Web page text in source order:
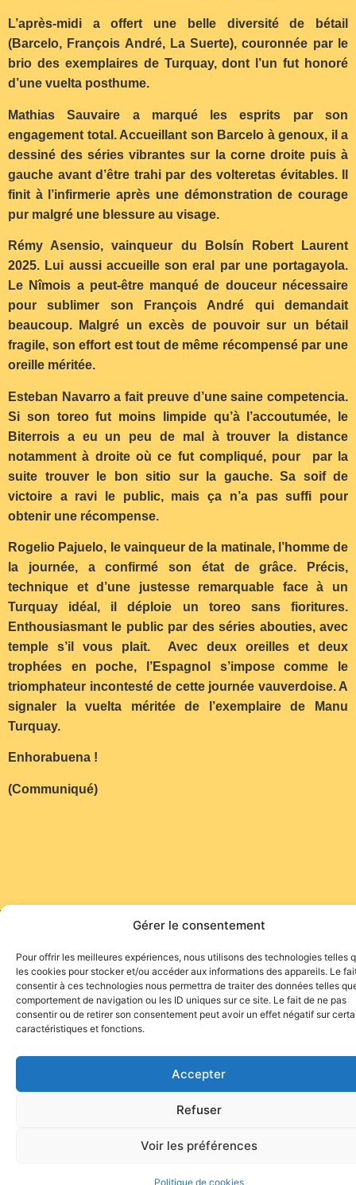
Gérer le consentement
Pour offrir les meilleures expériences, nous utilisons des technologies telles
les cookies pour stocker et/ou accéder aux informations des appareils. Le
consentir à ces technologies nous permettra de traiter des données telles
comportement de navigation ou les ID uniques sur ce site. Le fait de ne pas
consentir ou de retirer son consentement peut avoir un effet négatif sur
caractéristiques et fonctions.
Accepter
Refuser
Voir les préférences
Politique de cookies
L’après-midi a offert une belle diversité de bétail
(Barcelo, François André, La Suerte), couronnée par le
brio des exemplaires de Turquay, dont l’un fut honoré
d’une vuelta posthume.
Mathias Sauvaire a marqué les esprits par son
engagement total. Accueillant son Barcelo à genoux, il a
dessiné des séries vibrantes sur la corne droite puis à
gauche avant d’être trahi par des volteretas évitables. Il
finit à l’infirmerie après une démonstration de courage
pur malgré une blessure au visage.
Rémy Asensio, vainqueur du Bolsín Robert Laurent
2025. Lui aussi accueille son eral par une portagayola.
Le Nîmois a peut-être manqué de douceur nécessaire
pour sublimer son François André qui demandait
beaucoup. Malgré un excès de pouvoir sur un bétail
fragile, son effort est tout de même récompensé par une
oreille méritée.
Esteban Navarro a fait preuve d’une saine competencia.
Si son toreo fut moins limpide qu’à l’accoutumée, le
Biterrois a eu un peu de mal à trouver la distance
notamment à droite où ce fut compliqué, pour par la
suite trouver le bon sitio sur la gauche. Sa soif de
victoire a ravi le public, mais ça n’a pas suffi pour
obtenir une récompense.
Rogelio Pajuelo, le vainqueur de la matinale, l’homme de
la journée, a confirmé son état de grâce. Précis,
technique et d’une justesse remarquable face à un
Turquay idéal, il déploie un toreo sans fioritures.
Enthousiasmant le public par des séries abouties, avec
temple s’il vous plait. Avec deux oreilles et deux
trophées en poche, l’Espagnol s’impose comme le
triomphateur incontesté de cette journée vauverdoise. A
signaler la vuelta méritée de l’exemplaire de Manu
Turquay.
Enhorabuena !
(Communiqué)
Site de l'association TOROFIESTA